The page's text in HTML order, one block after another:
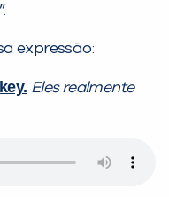
”.
expressão:
Eles realmente